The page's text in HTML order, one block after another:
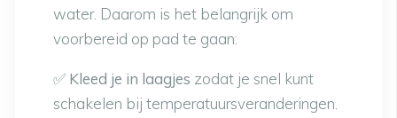
water. Daarom is het belangrijk om
voorbereid op pad te gaan:
✅ Kleed je in laagjes zodat je snel kunt
schakelen bij temperatuursveranderingen.